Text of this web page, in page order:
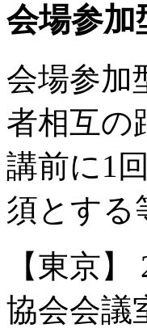
会場参加
会場参加
者相互の
講前に1
須とする
【東京
協会会議